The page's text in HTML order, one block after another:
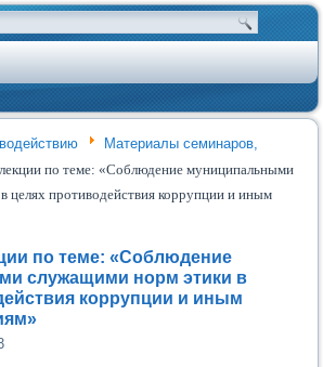
Материалы семинаров,
по теме: «Соблюдение муниципальными
целях противодействия коррупции и иным
по теме: «Соблюдение
служащими норм этики в
коррупции и иным